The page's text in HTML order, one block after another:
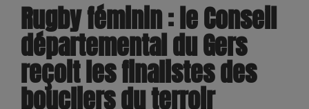
Rugby féminin : le Conseil
départemental du Gers
reçoit les finalistes des
boucliers du terroir